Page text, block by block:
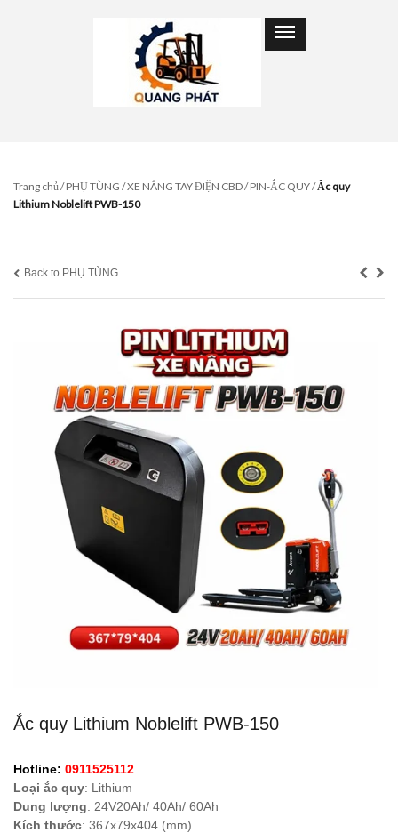
Trang chủ/PHỤ TÙNG /XE NÂNG TAY ĐIỆN CBD/PIN-ẮC QUY/Ắc quy
Lithium Noblelift PWB-150
Back to PHỤ TÙNG
Ắc quy Lithium Noblelift PWB-150
Hotline: 0911525112
Loại ắc quy: Lithium
Dung lượng: 24V20Ah/ 40Ah/ 60Ah
Kích thước: 367x79x404 (mm)